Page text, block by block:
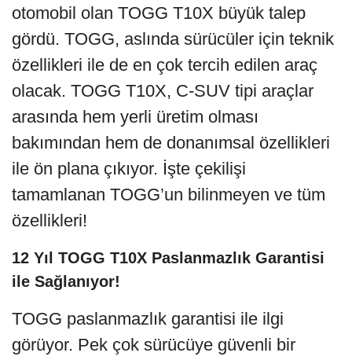
otomobil olan TOGG T10X büyük talep
gördü. TOGG, aslında sürücüler için teknik
özellikleri ile de en çok tercih edilen araç
olacak. TOGG T10X, C-SUV tipi araçlar
arasında hem yerli üretim olması
bakımından hem de donanımsal özellikleri
ile ön plana çıkıyor. İşte çekilişi
tamamlanan TOGG’un bilinmeyen ve tüm
özellikleri!
12 Yıl TOGG T10X Paslanmazlık Garantisi
ile Sağlanıyor!
TOGG paslanmazlık garantisi ile ilgi
görüyor. Pek çok sürücüye güvenli bir